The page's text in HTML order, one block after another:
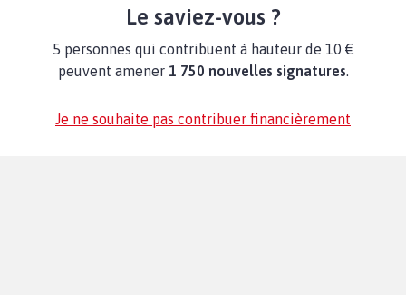
Le saviez-vous ?
5 personnes qui contribuent à hauteur de 10 €
peuvent amener 1 750 nouvelles signatures.
Je ne souhaite pas contribuer financièrement